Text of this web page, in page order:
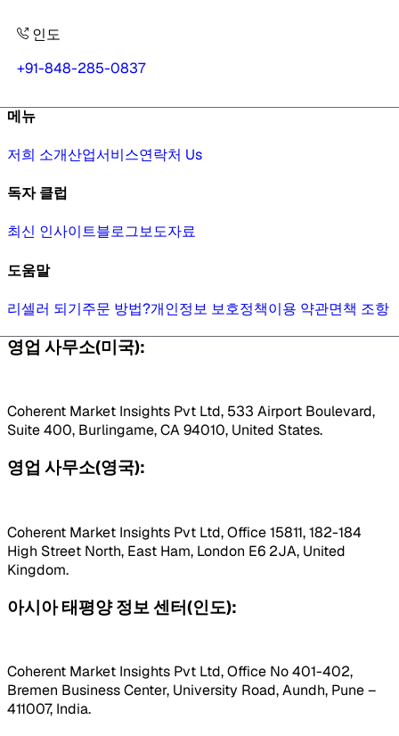
인도
+91-848-285-0837
메뉴
저희 소개산업서비스연락처 Us
독자 클럽
최신 인사이트블로그보도자료
도움말
리셀러 되기주문 방법?개인정보 보호정책이용 약관면책 조항
영업 사무소(미국):
Coherent Market Insights Pvt Ltd, 533 Airport Boulevard,
Suite 400, Burlingame, CA 94010, United States.
영업 사무소(영국):
Coherent Market Insights Pvt Ltd, Office 15811, 182-184
High Street North, East Ham, London E6 2JA, United
Kingdom.
아시아 태평양 정보 센터(인도):
Coherent Market Insights Pvt Ltd, Office No 401-402,
Bremen Business Center, University Road, Aundh, Pune –
411007, India.